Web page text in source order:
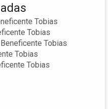
Tobias
Tobias
Tobias
Tobias
Tobias